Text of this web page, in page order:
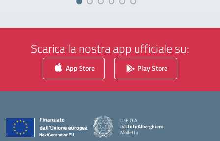
Scarica la nostra app ufficiale su:
App Store Play Store
I.P.E.O.A.
Istituto Alberghiero
Molfetta